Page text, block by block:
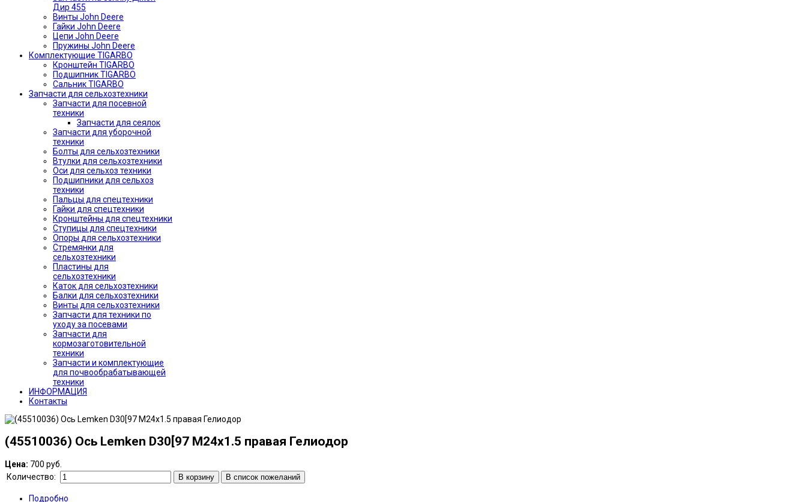
Дир 455
Винты John Deere
Гайки John Deere
Цепи John Deere
Пружины John Deere
Комплектующие TIGARBO
Кронштейн TIGARBO
Подшипник TIGARBO
Сальник TIGARBO
Запчасти для сельхозтехники
Запчасти для посевной
техники
Запчасти для сеялок
Запчасти для уборочной
техники
Болты для сельхозтехники
Втулки для сельхозтехники
Оси для сельхоз техники
Подшипники для сельхоз
техники
Пальцы для спецтехники
Гайки для спецтехники
Кронштейны для спецтехники
Ступицы для спецтехники
Опоры для сельхозтехники
Стремянки для
сельхозтехники
Пластины для
сельхозтехники
Каток для сельхозтехники
Балки для сельхозтехники
Винты для сельхозтехники
Запчасти для техники по
уходу за посевами
Запчасти для
кормозаготовительной
техники
Запчасти и комплектующие
для почвообрабатывающей
техники
ИНФОРМАЦИЯ
Контакты
(45510036) Ось Lemken D30[97 M24x1.5 правая Гелиодор
Цена: 700 руб.
Количество:
В корзину В список пожеланий
Подробно